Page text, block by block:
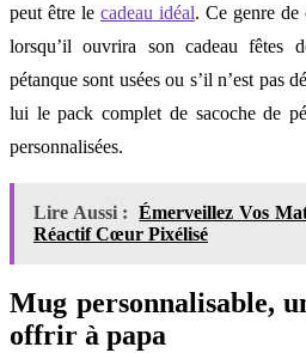
peut être le cadeau idéal. Ce genre
lorsqu’il ouvrira son cadeau fêtes
pétanque sont usées ou s’il n’est pas
lui le pack complet de sacoche de
personnalisées.
Lire Aussi :
Émerveillez Vos
Réactif Cœur Pixélisé
Mug personnalisable,
offrir à papa